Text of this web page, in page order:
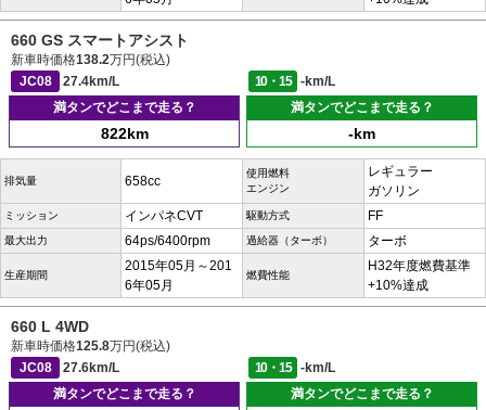
660 GS スマートアシスト
新車時価格138.2万円(税込)
JC08
27.4km/L 10・15
-km/L
満タンでどこまで走る？
822km
満タンでどこまで走る？
-km
排気量 658cc
使用燃料
エンジン
レギュラー
ガソリン
ミッション インパネCVT 駆動方式 FF
最大出力 64ps/6400rpm 過給器（ターボ） ターボ
生産期間
2015年05月～201
6年05月
燃費性能
H32年度燃費基準
+10%達成
660 L 4WD
新車時価格125.8万円(税込)
JC08
27.6km/L 10・15
-km/L
満タンでどこまで走る？
満タンでどこまで走る？